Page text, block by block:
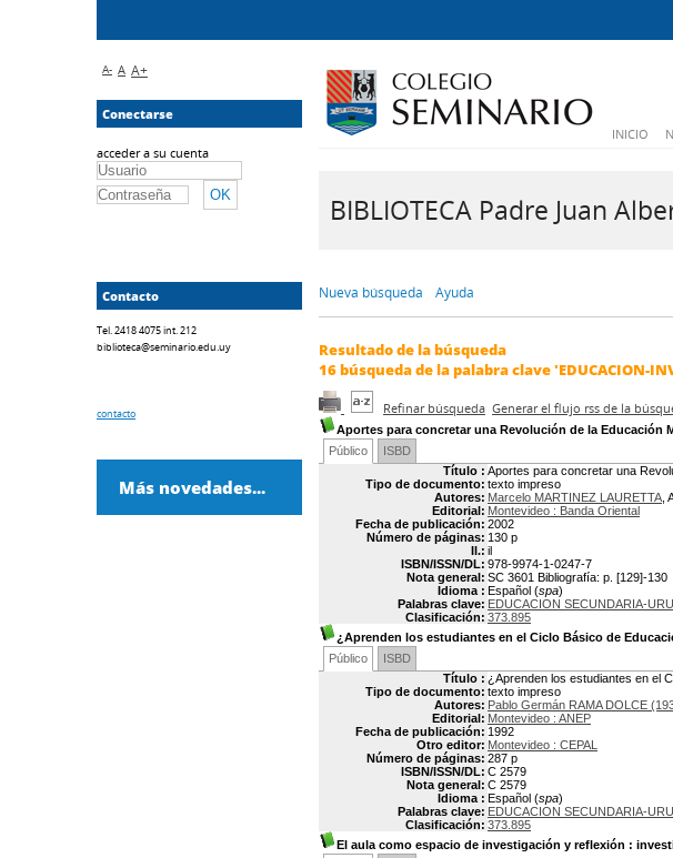
INICIO
BIBLIOTECA Padre Juan
Nueva búsqueda Ayuda
Resultado de la búsqueda
16búsqueda de la palabra clave'EDUCACION-
Refinar búsqueda Generar el flujo rss de la
Aportes para concretar una Revolución de la Educación
Público
ISBD
Título : Aportes para concretar una
Tipo de documento: texto impreso
Autores: Marcelo MARTINEZ LAURETTA ,
Editorial: Montevideo : Banda Oriental
Fecha de publicación: 2002
Número de páginas: 130 p
Il.: il
ISBN/ISSN/DL: 978-9974-1-0247-7
Nota general: SC 3601 Bibliografía: p. [129]-130
Idioma : Español (spa)
Palabras clave: EDUCACION SECUNDARIA-
Clasificación: 373.895
¿Aprenden los estudiantes en el Ciclo Básico de
Público
ISBD
Título : ¿Aprenden los estudiantes en el
Tipo de documento: texto impreso
Autores: Pablo Germán RAMA DOLCE
Editorial: Montevideo : ANEP
Fecha de publicación: 1992
Otro editor: Montevideo : CEPAL
Número de páginas: 287 p
ISBN/ISSN/DL: C 2579
Nota general: C 2579
Idioma : Español (spa)
Palabras clave: EDUCACION SECUNDARIA-
Clasificación: 373.895
El aula como espacio de investigación y reflexión :
A- A A+
Conectarse
acceder a su cuenta
Contacto
Tel. 2418 4075 int. 212
biblioteca@seminario.edu.uy
contacto
Más novedades...